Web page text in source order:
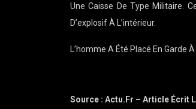
Une Caisse De Type Militaire.
D’explosif À L’intérieur.
L’homme A Été Placé En Garde
Source : Actu.fr – Article Écrit